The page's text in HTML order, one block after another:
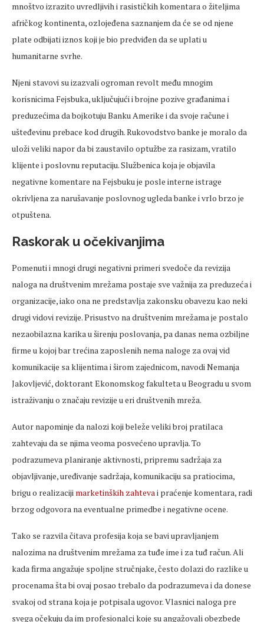
mnoštvo izrazito uvredljivih i rasističkih komentara o žiteljima
afričkog kontinenta, ozlojeđena saznanjem da će se od njene
plate odbijati iznos koji je bio predviđen da se uplati u
humanitarne svrhe.
Njeni stavovi su izazvali ogroman revolt među mnogim
korisnicima Fejsbuka, uključujući i brojne pozive građanima i
preduzećima da bojkotuju Banku Amerike i da svoje račune i
ušteđevinu prebace kod drugih. Rukovodstvo banke je moralo da
uloži veliki napor da bi zaustavilo optužbe za rasizam, vratilo
klijente i poslovnu reputaciju. Službenica koja je objavila
negativne komentare na Fejsbuku je posle interne istrage
okrivljena za narušavanje poslovnog ugleda banke i vrlo brzo je
otpuštena.
Raskorak u očekivanjima
Pomenuti i mnogi drugi negativni primeri svedoče da revizija
naloga na društvenim mrežama postaje sve važnija za preduzeća i
organizacije, iako ona ne predstavlja zakonsku obavezu kao neki
drugi vidovi revizije. Prisustvo na društvenim mrežama je postalo
nezaobilazna karika u širenju poslovanja, pa danas nema ozbiljne
firme u kojoj bar trećina zaposlenih nema naloge za ovaj vid
komunikacije sa klijentima i širom zajednicom, navodi Nemanja
Jakovljević, doktorant Ekonomskog fakulteta u Beogradu u svom
istraživanju o značaju revizije u eri društvenih mreža.
Autor napominje da nalozi koji beleže veliki broj pratilaca
zahtevaju da se njima veoma posvećeno upravlja. To
podrazumeva planiranje aktivnosti, pripremu sadržaja za
objavljivanje, uređivanje sadržaja, komunikaciju sa pratiocima,
brigu o realizaciji marketinških zahtevai praćenje komentara, radi
brzog odgovora na eventualne primedbe i negativne ocene.
Tako se razvila čitava profesija koja se bavi upravljanjem
nalozima na društvenim mrežama za tuđe ime i za tuđ račun. Ali
kada firma angažuje spoljne stručnjake, često dolazi do razlike u
procenama šta bi ovaj posao trebalo da podrazumeva i da donese
svakoj od strana koja je potpisala ugovor. Vlasnici naloga pre
svega očekuju da im profesionalci koje su angažovali obezbede